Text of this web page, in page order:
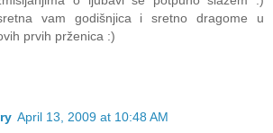
vam godišnjica i sretno dragome u
prvih prženica :)
April 13, 2009 at 10:48 AM